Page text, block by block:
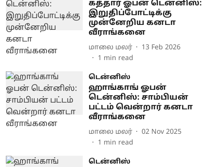
கத்தார் ஓபன் டென்னிஸ்:
இறுதிப்போட்டிக்கு
முன்னேறிய கனடா
வீராங்கனை
மாலை மலர்
13 Feb 2026
1 min read
டென்னிஸ்
ஹாங்காங் ஓபன்
டென்னிஸ்: சாம்பியன்
பட்டம் வென்றார் கனடா
வீராங்கனை
மாலை மலர்
02 Nov 2025
1 min read
டென்னிஸ்